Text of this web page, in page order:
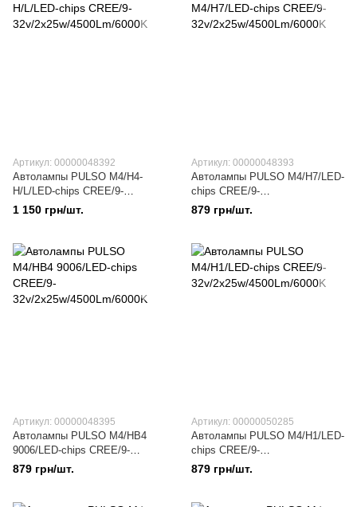
Артикул: 00000048392
Автолампы PULSO M4/H4-
H/L/LED-chips CREE/9-
32v/2x25w/4500Lm/6000K
1 150 грн/шт.
Артикул: 00000048393
Автолампы PULSO M4/H7/LED-
chips CREE/9-
32v/2x25w/4500Lm/6000K
879 грн/шт.
Артикул: 00000048395
Автолампы PULSO M4/HB4
9006/LED-chips CREE/9-
32v/2x25w/4500Lm/6000K
879 грн/шт.
Артикул: 00000050285
Автолампы PULSO M4/H1/LED-
chips CREE/9-
32v/2x25w/4500Lm/6000K
879 грн/шт.